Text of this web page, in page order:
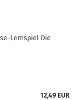
Lernspiel Die
12,49 EUR